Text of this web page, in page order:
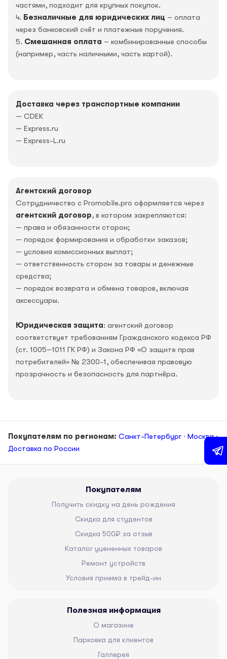
частями, подходит для крупных покупок.
4. Безналичные для юридических лиц – оплата
через банковский счёт и платежные поручения.
5. Смешанная оплата – комбинированные способы
(например, часть наличными, часть картой).
Доставка через транспортные компании
— CDEK
— Express.ru
— Express-L.ru
Агентский договор
Сотрудничество с Promobile.pro оформляется через
агентский договор, в котором закрепляются:
— права и обязанности сторон;
— порядок формирования и обработки заказов;
— условия комиссионных выплат;
— ответственность сторон за товары и денежные
средства;
— порядок возврата и обмена товаров, включая
аксессуары.
Юридическая защита: агентский договор
соответствует требованиям Гражданского кодекса РФ
(ст. 1005–1011 ГК РФ) и Закона РФ «О защите прав
потребителей» № 2300-1, обеспечивая правовую
прозрачность и безопасность для партнёра.
Покупателям по регионам: Санкт-Петербург · Москва ·
Доставка по России
Покупателям
Получить скидку на день рождения
Скидка для студентов
Скидка 500₽ за отзыв
Каталог уцененных товаров
Ремонт устройств
Условия приема в трейд-ин
Полезная информация
О магазине
Парковка для клиентов
Галлерея